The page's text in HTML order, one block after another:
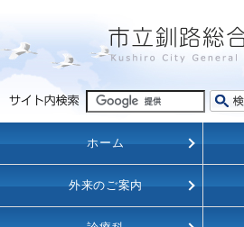
ホーム
外来のご案内